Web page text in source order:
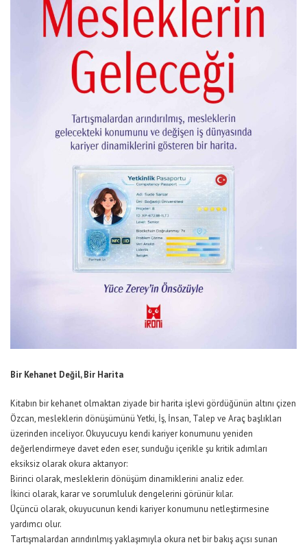
Bir Kehanet Değil, Bir Harita
Kitabın bir kehanet olmaktan ziyade bir harita işlevi gördüğünün altını çizen
Özcan, mesleklerin dönüşümünü Yetki, İş, İnsan, Talep ve Araç başlıkları
üzerinden inceliyor. Okuyucuyu kendi kariyer konumunu yeniden
değerlendirmeye davet eden eser, sunduğu içerikle şu kritik adımları
eksiksiz olarak okura aktarıyor:
Birinci olarak, mesleklerin dönüşüm dinamiklerini analiz eder.
İkinci olarak, karar ve sorumluluk dengelerini görünür kılar.
Üçüncü olarak, okuyucunun kendi kariyer konumunu netleştirmesine
yardımcı olur.
Tartışmalardan arındırılmış yaklaşımıyla okura net bir bakış açısı sunan